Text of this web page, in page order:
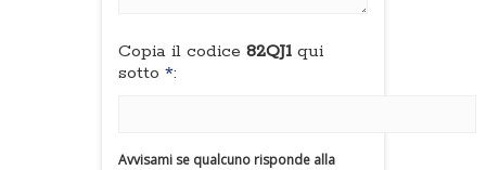
Copia il codice 82QJ1 qui
sotto *:
Avvisami se qualcuno risponde alla